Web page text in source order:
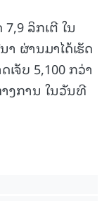
ລິກເຕີ ໃນ
ຜ່ານມາໄດ້ເຮັດ
ຈັບ 5,100 ກວ່າ
ງການ ໃນວັນທີ